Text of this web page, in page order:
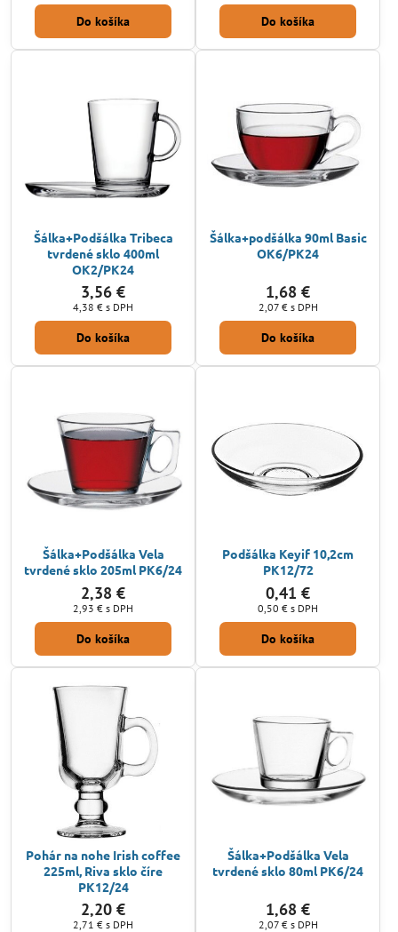
Do košíka Do košíka
Šálka+Podšálka Tribeca
tvrdené sklo 400ml
OK2/PK24
3,56 €
4,38 € s DPH
Do košíka
Šálka+podšálka 90ml Basic
OK6/PK24
1,68 €
2,07 € s DPH
Do košíka
Šálka+Podšálka Vela
tvrdené sklo 205ml PK6/24
2,38 €
2,93 € s DPH
Do košíka
Podšálka Keyif 10,2cm
PK12/72
0,41 €
0,50 € s DPH
Do košíka
Pohár na nohe Irish coffee
225ml, Riva sklo číre
PK12/24
2,20 €
2,71 € s DPH
Šálka+Podšálka Vela
tvrdené sklo 80ml PK6/24
1,68 €
2,07 € s DPH